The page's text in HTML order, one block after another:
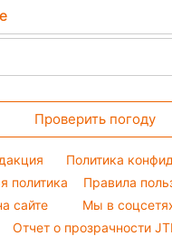
меню
иллюзии
буриПроверить погоду
Политика
политика
Правила
сайте
Мы в
Отчет о прозрачности JTI